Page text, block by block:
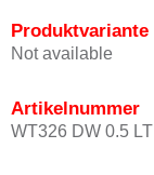
Produktvariante
Not available
Artikelnummer
WT326 DW 0.5 LT